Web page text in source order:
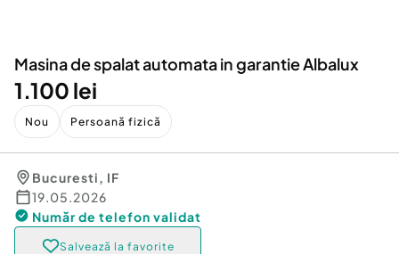
Masina de spalat automata in garantie Albalux
1.100 lei
Nou Persoană fizică
Bucuresti, IF
19.05.2026
Număr de telefon validat
Salvează la favorite